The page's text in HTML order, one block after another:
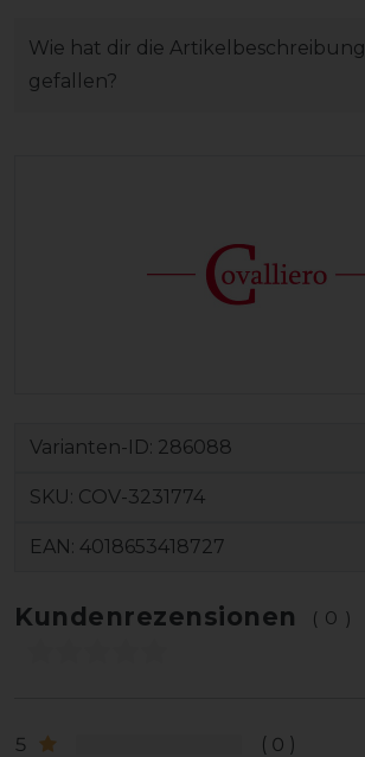
Wie hat dir die Artikelbeschreibung
gefallen?
Varianten-ID: 286088
SKU: COV-3231774
EAN: 4018653418727
Kundenrezensionen (0)
5
0